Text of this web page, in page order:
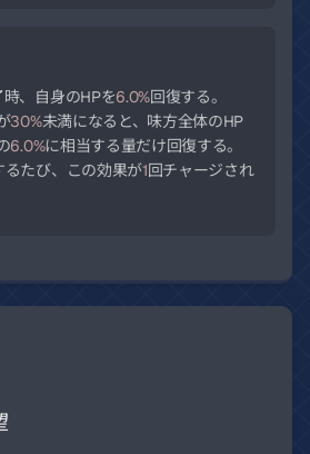
、自身のHPを6.0%回復する。
30%未満になると、味方全体のHP
6.0%に相当する量だけ回復する。
るたび、この効果が1回チャージされ